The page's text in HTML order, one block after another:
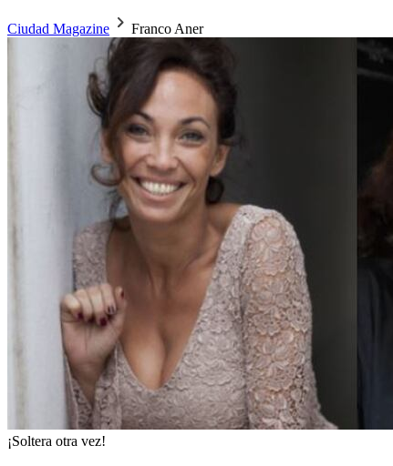
Ciudad Magazine Franco Aner
¡Soltera otra vez!